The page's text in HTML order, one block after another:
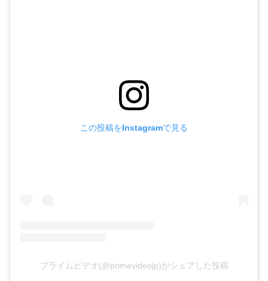
この投稿をInstagramで見る
プライムビデオ(@primevideojp)がシェアした投稿